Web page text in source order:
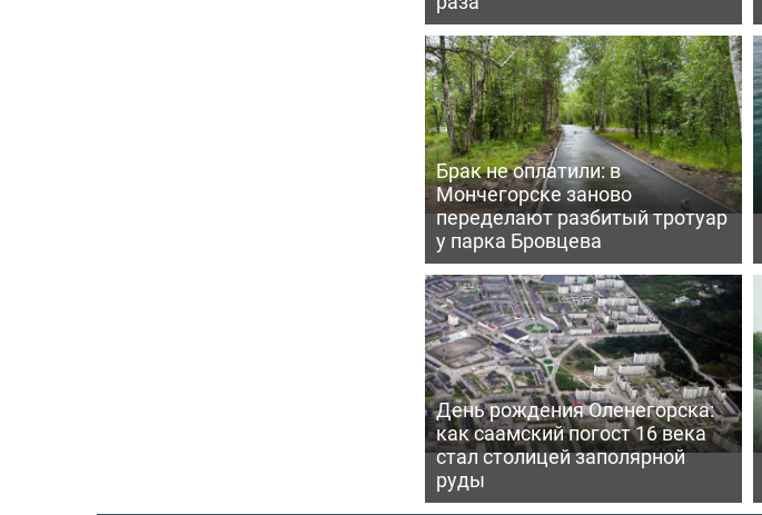
Брак не оплатили: в
Мончегорске заново
переделают разбитый тротуар
у парка Бровцева
День рождения Оленегорска:
как саамский погост 16 века
стал столицей заполярной
руды